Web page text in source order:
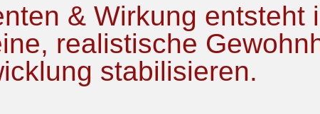
& Wirkung entsteht
realistische
stabilisieren.